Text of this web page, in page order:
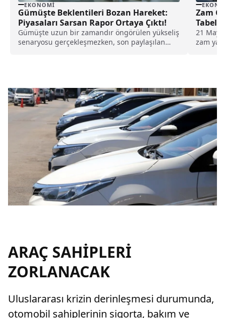
EKONOMI
Gümüşte Beklentileri Bozan Hareket:
Piyasaları Sarsan Rapor Ortaya Çıktı!
Gümüşte uzun bir zamandır öngörülen yükseliş
senaryosu gerçekleşmezken, son paylaşılan
Zam
21
zam
ARAÇ SAHİPLERİ
ZORLANACAK
Uluslararası krizin derinleşmesi durumunda,
otomobil sahiplerinin sigorta, bakım ve